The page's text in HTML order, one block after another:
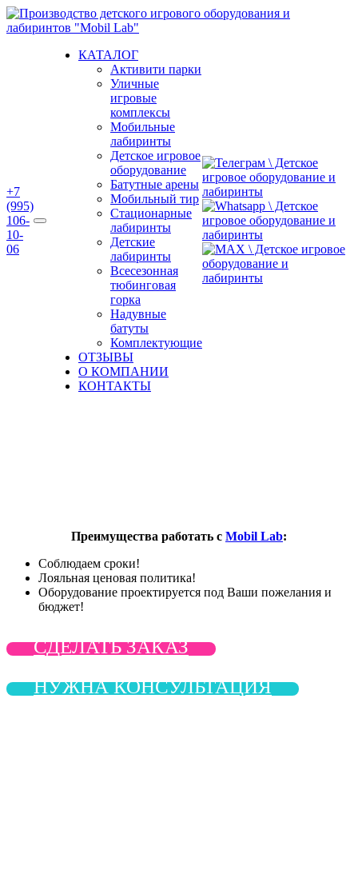
Перейти
к
+7
(995)
106-
10-
06
КАТАЛОГ
Активити парки
Уличные
игровые
комплексы
Мобильные
лабиринты
Детское игровое
оборудование
Батутные арены
Мобильный тир
Стационарные
лабиринты
Детские
лабиринты
Всесезонная
тюбинговая
горка
Надувные
батуты
Комплектующие
ОТЗЫВЫ
О КОМПАНИИ
КОНТАКТЫ
Преимущества работать с Mobil Lab:
Соблюдаем сроки!
Лояльная ценовая политика!
Оборудование проектируется под Ваши пожелания и
бюджет!
СДЕЛАТЬ ЗАКАЗ
НУЖНА КОНСУЛЬТАЦИЯ